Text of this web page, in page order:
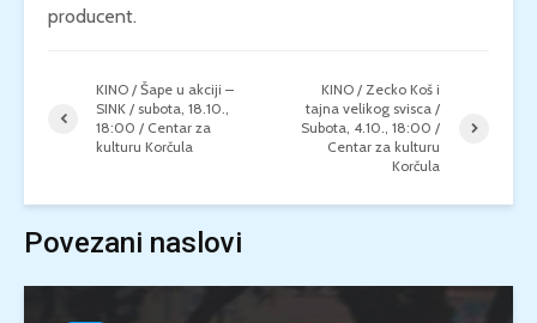
producent.
KINO / Šape u akciji –
SINK / subota, 18.10.,
18:00 / Centar za
kulturu Korčula
KINO / Zecko Koš i
tajna velikog svisca /
Subota, 4.10., 18:00 /
Centar za kulturu
Korčula
Povezani naslovi